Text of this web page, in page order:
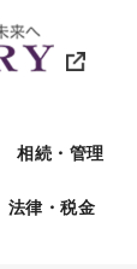
相続・管理
法律・税金